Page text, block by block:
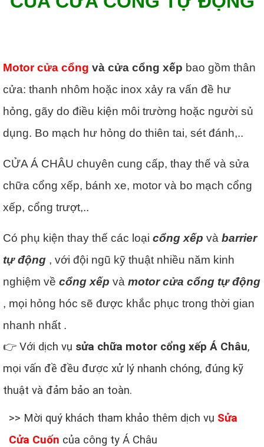
Motor cửa cổng và cửa cổng xếp bao gồm thân
cửa: thanh nhôm hoặc inox xảy ra vấn đề hư
hỏng, gãy do điều kiện môi trường hoặc người sủ
dụng. Bo mạch hư hỏng do thiên tai, sét đánh,..
CỬA Á CHÂU chuyên cung cấp, thay thế và sửa
chữa cổng xếp, bánh xe, motor và bo mạch cổng
xếp, cổng trượt,..
Có phụ kiện thay thế các loại cổng xếp và barrier
tự động , với đội ngũ kỹ thuật nhiều năm kinh
nghiệm về cổng xếp và motor cửa cổng tự động
, mọi hỏng hóc sẽ được khắc phục trong thời gian
nhanh nhất .
👉 Với dịch vụ sửa chữa motor cổng xếp Á Châu,
mọi vấn đề đều được xử lý nhanh chóng, đúng kỹ
thuật và đảm bảo an toàn.
>> Mời quý khách tham khảo thêm dịch vụ Sửa
Cửa Cuốn của công ty Á Châu